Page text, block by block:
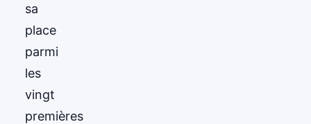
sa
place
parmi
les
vingt
premières